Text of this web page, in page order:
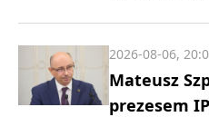
Mateusz
prezesem
2026-08-06,